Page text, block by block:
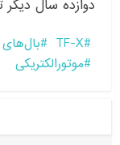
دوازده سال
TF-X
موتورالکتریکی